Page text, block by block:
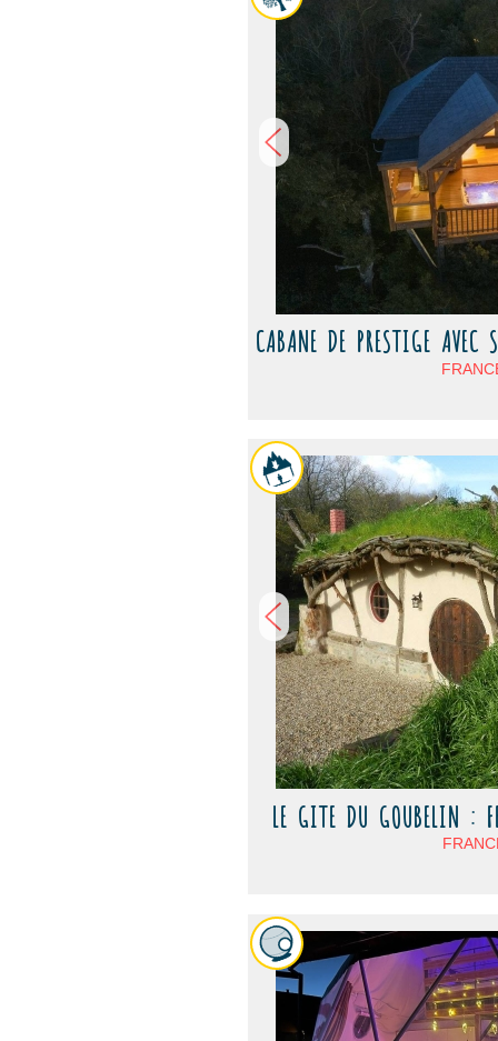
CABANE DE PRESTIGE
LE GITE DU GOUBELIN :